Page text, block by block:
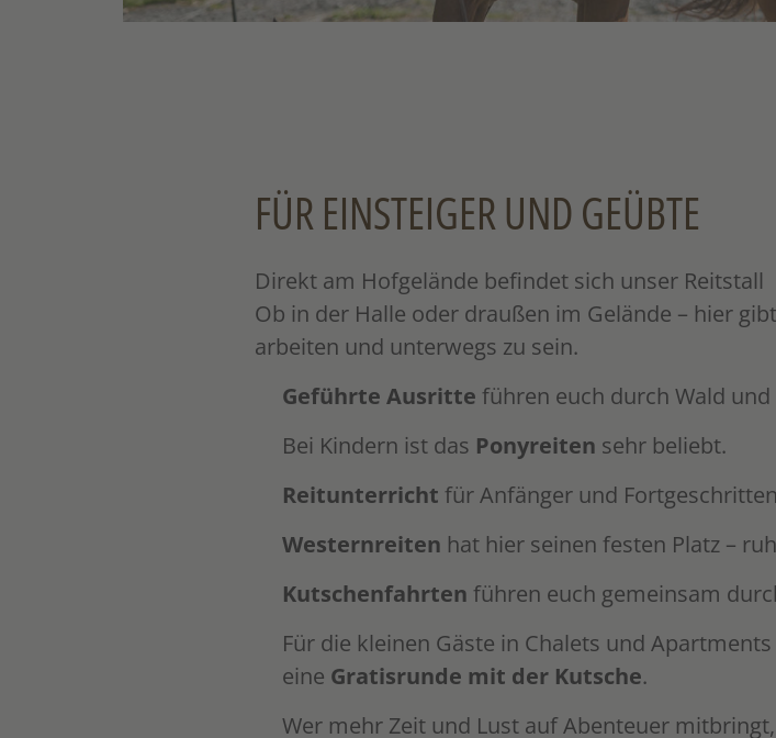
FÜR EINSTEIGER UND GEÜBTE
Direkt am Hofgelände befindet sich unser Reitstall
Ob in der Halle oder draußen im Gelände – hier
arbeiten und unterwegs zu sein.
Geführte Ausritte führen euch durch Wald
Bei Kindern ist das Ponyreiten sehr beliebt.
Reitunterricht für Anfänger und
Westernreiten hat hier seinen festen Platz –
Kutschenfahrten führen euch gemeinsam
Für die kleinen Gäste in Chalets und
eine Gratisrunde mit der Kutsche.
Wer mehr Zeit und Lust auf Abenteuer